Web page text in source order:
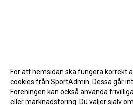
För att hemsidan ska fungera korrekt
cookies från SportAdmin. Dessa går
Föreningen kan också använda
eller marknadsföring. Du väljer själv